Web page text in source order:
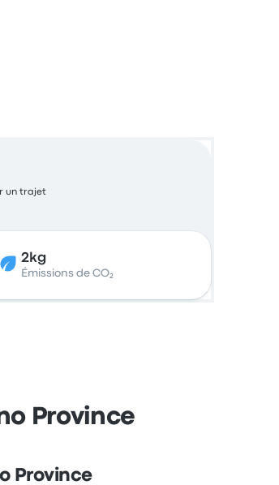
un trajet
2kg
Émissions de CO₂
Province
Province